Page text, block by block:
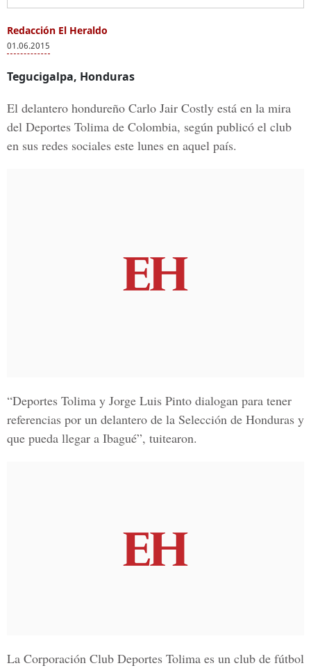
Redacción El Heraldo
01.06.2015
Tegucigalpa, Honduras
El delantero hondureño Carlo Jair Costly está en la mira
del Deportes Tolima de Colombia, según publicó el club
en sus redes sociales este lunes en aquel país.
“Deportes Tolima y Jorge Luis Pinto dialogan para tener
referencias por un delantero de la Selección de Honduras y
que pueda llegar a Ibagué”, tuitearon.
La Corporación Club Deportes Tolima es un club de fútbol